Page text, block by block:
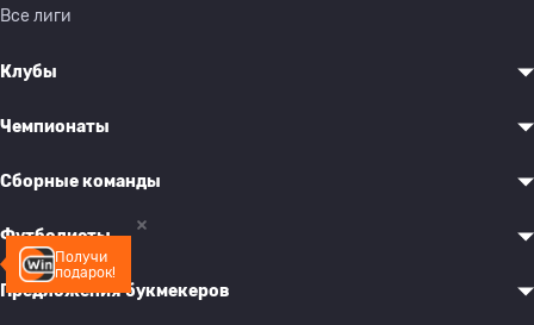
Получи
подарок!
Все лиги
Клубы
Чемпионаты
Сборные команды
Футболисты
Предложения букмекеров